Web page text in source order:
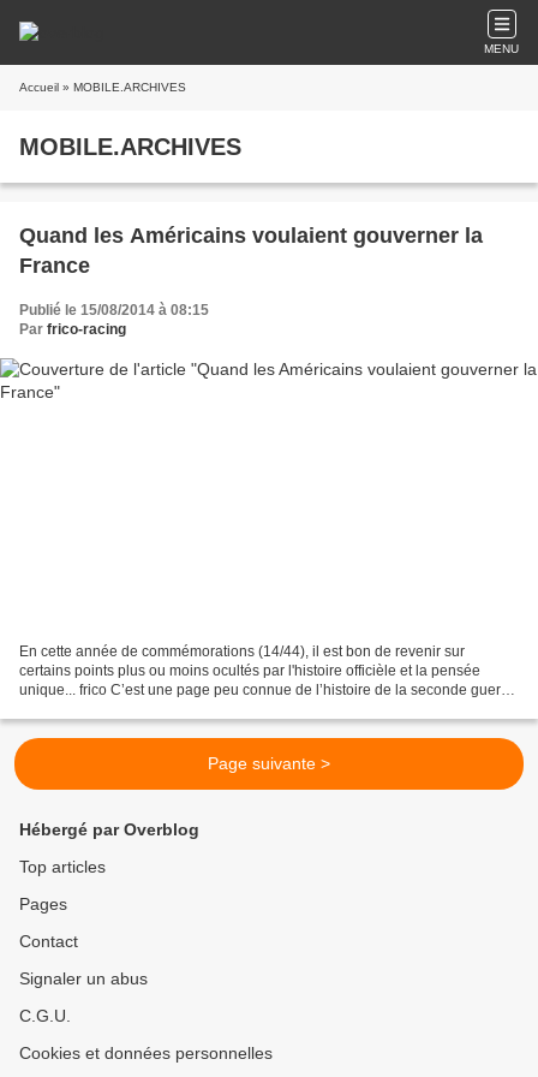
MENU
Accueil » MOBILE.ARCHIVES
MOBILE.ARCHIVES
Quand les Américains voulaient gouverner la
France
Publié le 15/08/2014 à 08:15
Par frico-racing
En cette année de commémorations (14/44), il est bon de revenir sur
certains points plus ou moins ocultés par l'histoire officièle et la pensée
unique... frico C’est une page peu connue de l’histoire de la seconde guerre
Page suivante >
Hébergé par Overblog
Top articles
Pages
Contact
Signaler un abus
C.G.U.
Cookies et données personnelles